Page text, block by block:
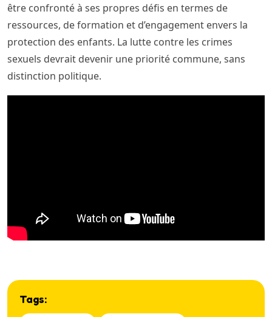
être confronté à ses propres défis en termes de
ressources, de formation et d’engagement envers la
protection des enfants. La lutte contre les crimes
sexuels devrait devenir une priorité commune, sans
distinction politique.
Tags: